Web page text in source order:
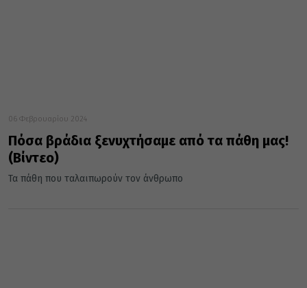
06 Φεβρουαρίου 2024
Πόσα βράδια ξενυχτήσαμε από τα πάθη μας!
(Βίντεο)
Τα πάθη που ταλαιπωρούν τον άνθρωπο